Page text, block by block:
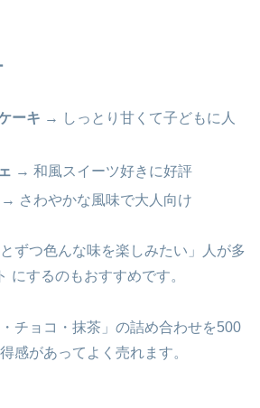
ーキ → しっとり甘くて子どもに人
→ 和風スイーツ好きに好評
→ さわやかな風味で大人向け
ずつ色んな味を楽しみたい」人が多
にするのもおすすめです。
チョコ・抹茶」の詰め合わせを500
感があってよく売れます。